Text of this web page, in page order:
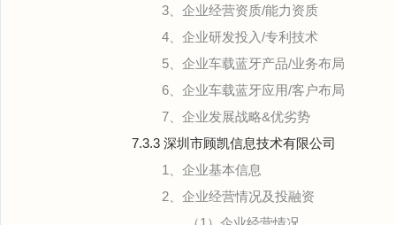
3、企业经营资质/能力资质
4、企业研发投入/专利技术
5、企业车载蓝牙产品/业务布局
6、企业车载蓝牙应用/客户布局
7、企业发展战略&优劣势
7.3.3 深圳市顾凯信息技术有限公司
1、企业基本信息
2、企业经营情况及投融资